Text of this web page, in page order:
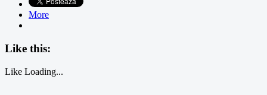
More
Like this:
Like Loading...